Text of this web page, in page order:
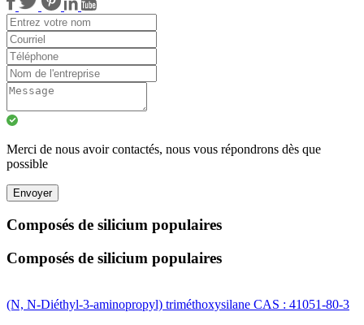
Merci de nous avoir contactés, nous vous répondrons dès que
possible
Envoyer
Composés de silicium populaires
Composés de silicium populaires
(N, N-Diéthyl-3-aminopropyl) triméthoxysilane CAS : 41051-80-3